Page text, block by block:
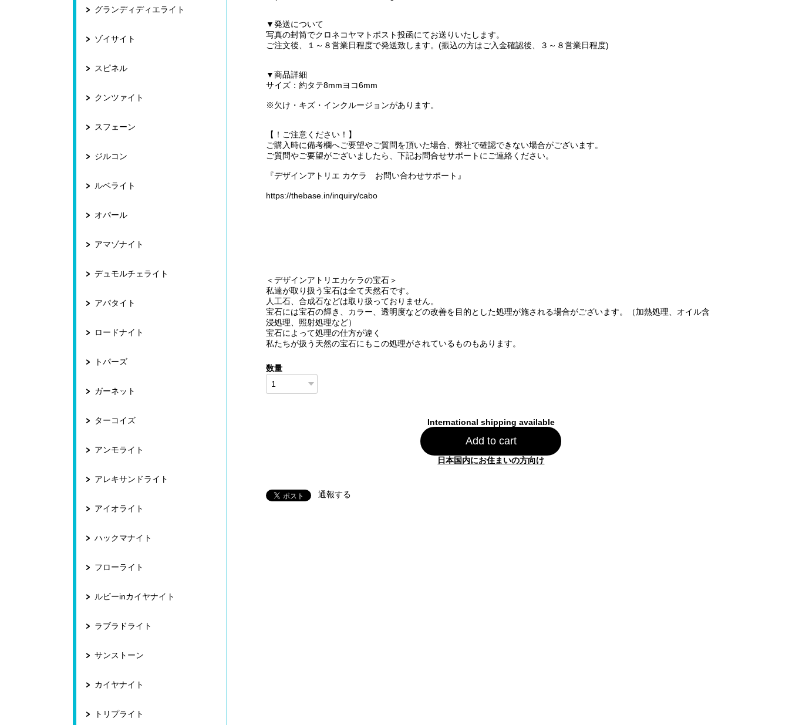
グランディディエライト
ゾイサイト
スピネル
クンツァイト
スフェーン
ジルコン
ルベライト
オパール
アマゾナイト
デュモルチェライト
アパタイト
ロードナイト
トパーズ
ガーネット
ターコイズ
アンモライト
アレキサンドライト
アイオライト
ハックマナイト
フローライト
ルビーinカイヤナイト
ラブラドライト
サンストーン
カイヤナイト
トリプライト
▼発送について
写真の封筒でクロネコヤマトポスト投函にてお送りいたします。
ご注文後、１～８営業日程度で発送致します。(振込の方はご入金確認後、３～８営業日程度)
▼商品詳細
サイズ：約タテ8mmヨコ6mm
※欠け・キズ・インクルージョンがあります。
【！ご注意ください！】
ご購入時に備考欄へご要望やご質問を頂いた場合、弊社で確認できない場合がございます。
ご質問やご要望がございましたら、下記お問合せサポートにご連絡ください。
『デザインアトリエ カケラ お問い合わせサポート』
https://thebase.in/inquiry/cabo
＜デザインアトリエカケラの宝石＞
私達が取り扱う宝石は全て天然石です。
人工石、合成石などは取り扱っておりません。
宝石には宝石の輝き、カラー、透明度などの改善を目的とした処理が施される場合がございます。（加熱処理、オイル含
浸処理、照射処理など）
宝石によって処理の仕方が違く
私たちが扱う天然の宝石にもこの処理がされているものもあります。
数量
International shipping available
Add to cart
日本国内にお住まいの方向け
通報する